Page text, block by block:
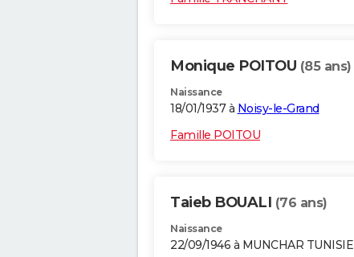
Monique POITOU (85 ans)
Naissance
18/01/1937 à Noisy-le-Grand
Famille POITOU
Taieb BOUALI (76 ans)
Naissance
22/09/1946 à MUNCHAR TUNISIE